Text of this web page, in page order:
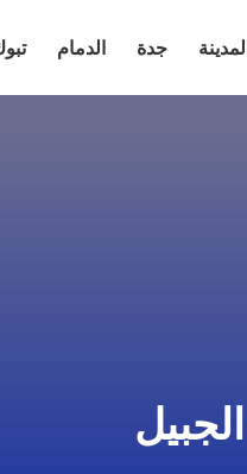
جدة الدمام